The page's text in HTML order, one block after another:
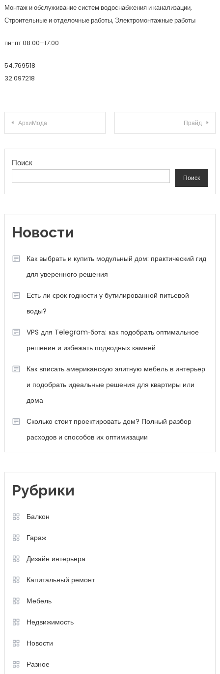
Монтаж и обслуживание систем водоснабжения и канализации,
Строительные и отделочные работы, Электромонтажные работы
пн-пт 08:00–17:00
54.769518
32.097218
Навигация по записям
АрхиМода Прайд
Поиск
Поиск
Новости
Как выбрать и купить модульный дом: практический гид
для уверенного решения
Есть ли срок годности у бутилированной питьевой
воды?
VPS для Telegram‑бота: как подобрать оптимальное
решение и избежать подводных камней
Как вписать американскую элитную мебель в интерьер
и подобрать идеальные решения для квартиры или
дома
Сколько стоит проектировать дом? Полный разбор
расходов и способов их оптимизации
Рубрики
Балкон
Гараж
Дизайн интерьера
Капитальный ремонт
Мебель
Недвижимость
Новости
Разное